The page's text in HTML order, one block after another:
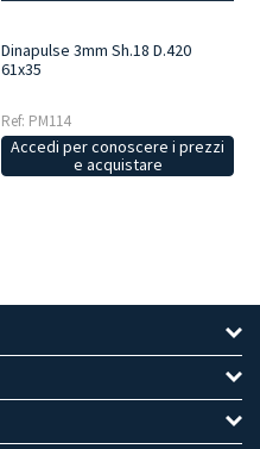
Dinapulse 3mm Sh.18 D.420
61x35
Ref: PM114
Accedi per conoscere i prezzi
e acquistare